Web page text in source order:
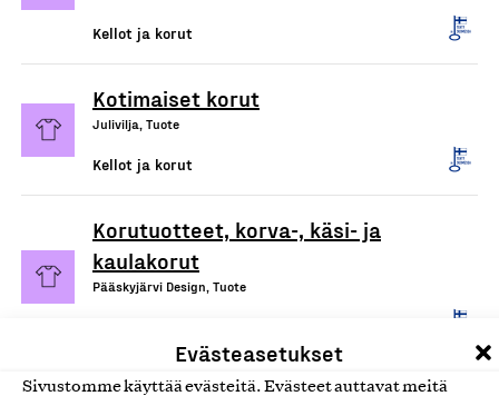
Evästeasetukset
Sivustomme käyttää evästeitä. Evästeet auttavat meitä
Kellot ja korut
Kotimaiset korut
Julivilja, Tuote
Kellot ja korut
Korutuotteet, korva-, käsi- ja
kaulakorut
Pääskyjärvi Design, Tuote